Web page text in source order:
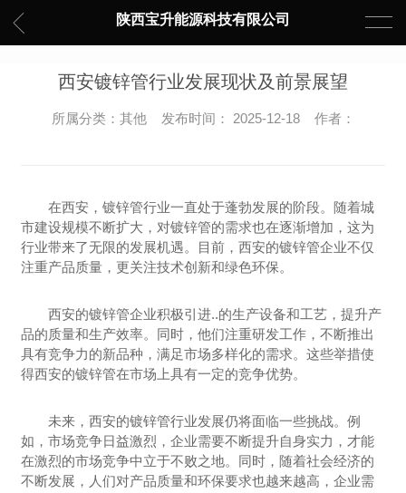
陕西宝升能源科技有限公司
西安镀锌管行业发展现状及前景展望
所属分类：其他 发布时间： 2025-12-18 作者：
在西安，镀锌管行业一直处于蓬勃发展的阶段。随着城
市建设规模不断扩大，对镀锌管的需求也在逐渐增加，这为
行业带来了无限的发展机遇。目前，西安的镀锌管企业不仅
注重产品质量，更关注技术创新和绿色环保。
西安的镀锌管企业积极引进..的生产设备和工艺，提升产
品的质量和生产效率。同时，他们注重研发工作，不断推出
具有竞争力的新品种，满足市场多样化的需求。这些举措使
得西安的镀锌管在市场上具有一定的竞争优势。
未来，西安的镀锌管行业发展仍将面临一些挑战。例
如，市场竞争日益激烈，企业需要不断提升自身实力，才能
在激烈的市场竞争中立于不败之地。同时，随着社会经济的
不断发展，人们对产品质量和环保要求也越来越高，企业需